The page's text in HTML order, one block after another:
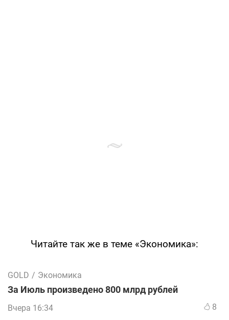
Читайте так же в теме «Экономика»:
GOLD / Экономика
За Июль произведено 800 млрд рублей
Вчера 16:34 8